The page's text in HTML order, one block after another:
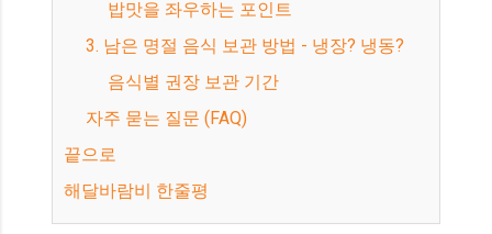
밥맛을 좌우하는 포인트
3. 남은 명절 음식 보관 방법 - 냉장? 냉동?
음식별 권장 보관 기간
자주 묻는 질문 (FAQ)
끝으로
해달바람비 한줄평